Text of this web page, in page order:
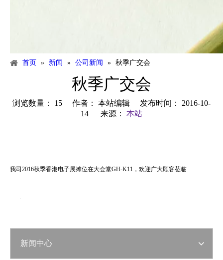
首页 » 新闻 » 公司新闻 » 秋季广交会
秋季广交会
浏览数量： 15 作者： 本站编辑 发布时间： 2016-10-
14 来源： 本站
我司2016秋季香港电子展摊位在大会堂GH-K11，欢迎广大顾客莅临
新闻中心